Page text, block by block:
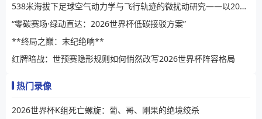
538米海拔下足球空气动力学与飞行轨迹的微扰动研究——以2026世界杯BBVA球场为例
“零碳赛场·绿动直达：2026世界杯低碳接驳方案”
**终局之巅：末纪绝响**
红牌暗战：世预赛隐形规则如何悄然改写2026世界杯阵容格局
热门录像
2026世界杯K组死亡螺旋：葡、哥、刚果的绝境绞杀